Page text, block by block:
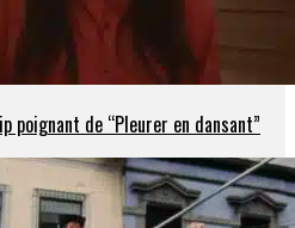
poignant de “Pleurer en dansant”